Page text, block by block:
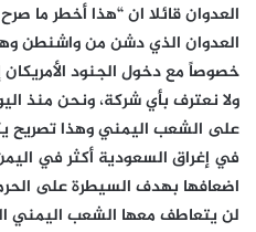
العدوان قائلا ان “هذا أخطر ما
العدوان الذي دشن من واشنطن
خصوصاً مع دخول الجنود
ولا نعترف بأي شركة، ونحن منذ
على الشعب اليمني وهذا تصريح
في إغراق السعودية أكثر في
اضعافها بهدف السيطرة على
لن يتعاطف معها الشعب اليمني